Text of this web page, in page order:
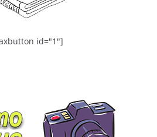
id="1"]